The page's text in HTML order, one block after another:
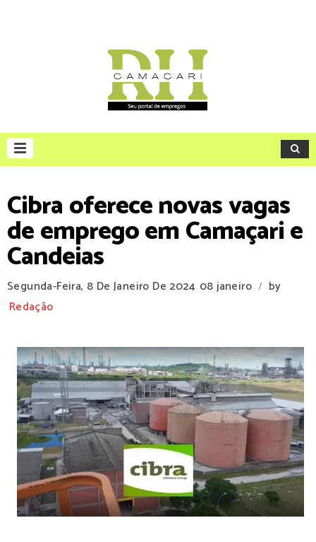
Cibra oferece novas vagas
de emprego em Camaçari e
Candeias
Segunda-Feira, 8 De Janeiro De 2024 08 janeiro /
by
Redação